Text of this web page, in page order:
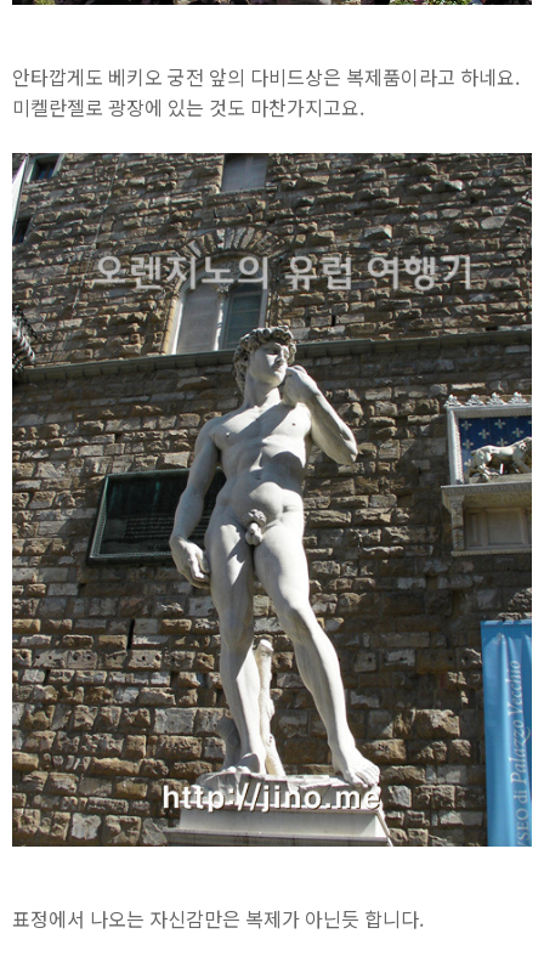
안타깝게도 베키오 궁전 앞의 다비드상은 복제품이라고 하네요.
미켈란젤로 광장에 있는 것도 마찬가지고요.
표정에서 나오는 자신감만은 복제가 아닌듯 합니다.